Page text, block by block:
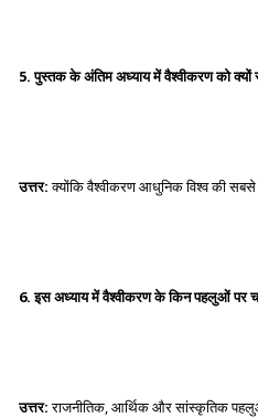
5. पुस्तक के अंतिम अध्याय में वैश्वीकरण को क्यों
उत्तर:क्योंकि वैश्वीकरण आधुनिक विश्व की सबसे
6. इस अध्याय में वैश्वीकरण के किन पहलुओं पर
उत्तर:राजनीतिक, आर्थिक और सांस्कृतिक